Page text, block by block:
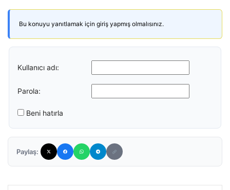
Bu konuyu yanıtlamak için giriş yapmış olmalısınız.
Kullanıcı adı:
Parola:
Beni hatırla
Paylaş: